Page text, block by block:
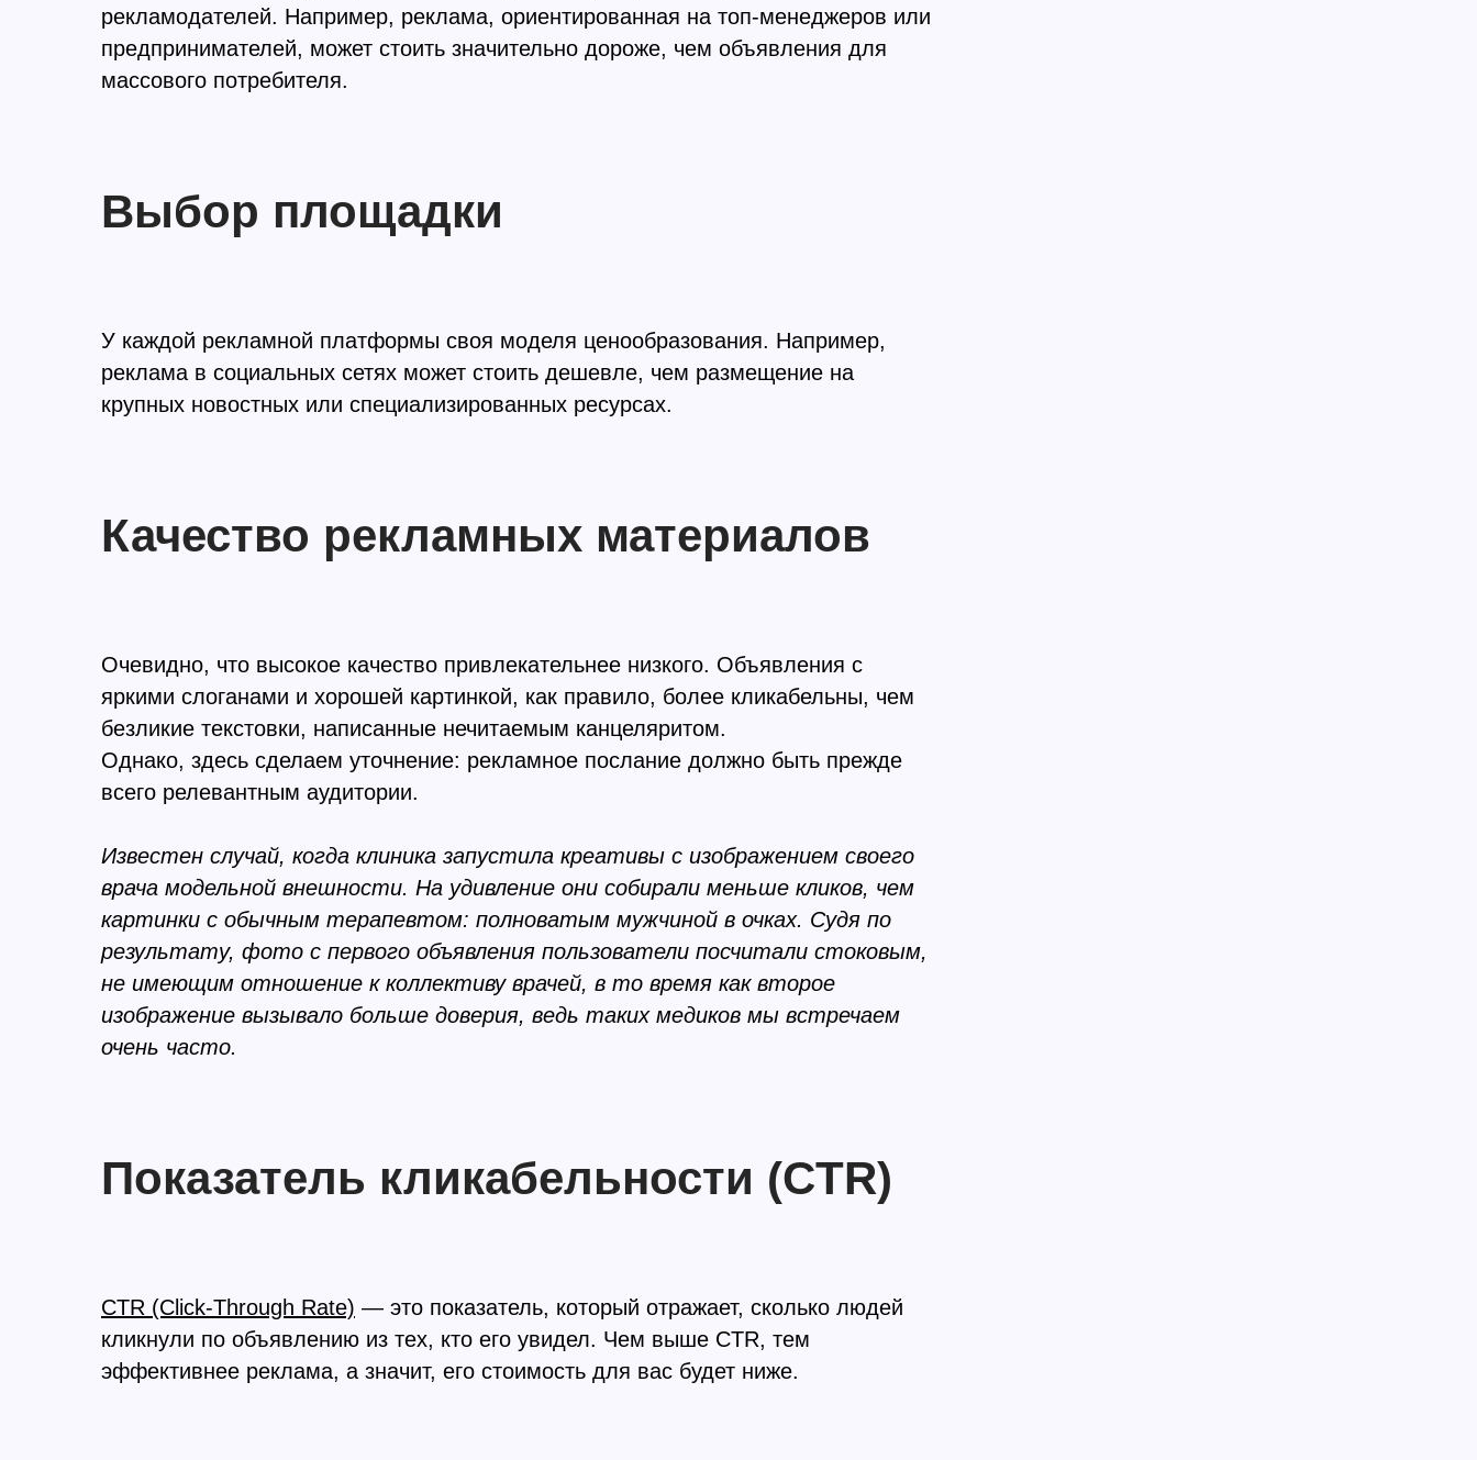
рекламодателей. Например, реклама, ориентированная на топ-менеджеров или
предпринимателей, может стоить значительно дороже, чем объявления для
массового потребителя.
Выбор площадки
У каждой рекламной платформы своя моделя ценообразования. Например,
реклама в социальных сетях может стоить дешевле, чем размещение на
крупных новостных или специализированных ресурсах.
Качество рекламных материалов
Очевидно, что высокое качество привлекательнее низкого. Объявления с
яркими слоганами и хорошей картинкой, как правило, более кликабельны, чем
безликие текстовки, написанные нечитаемым канцеляритом.
Однако, здесь сделаем уточнение: рекламное послание должно быть прежде
всего релевантным аудитории.
Известен случай, когда клиника запустила креативы с изображением своего
врача модельной внешности. На удивление они собирали меньше кликов, чем
картинки с обычным терапевтом: полноватым мужчиной в очках. Судя по
результату, фото с первого объявления пользователи посчитали стоковым,
не имеющим отношение к коллективу врачей, в то время как второе
изображение вызывало больше доверия, ведь таких медиков мы встречаем
очень часто.
Показатель кликабельности (CTR)
CTR (Click-Through Rate) — это показатель, который отражает, сколько людей
кликнули по объявлению из тех, кто его увидел. Чем выше CTR, тем
эффективнее реклама, а значит, его стоимость для вас будет ниже.